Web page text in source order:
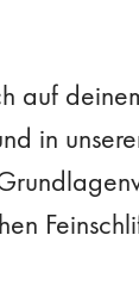
auf
in